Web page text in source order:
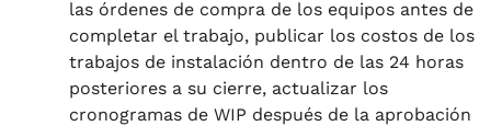
las órdenes de compra de los equipos antes de
completar el trabajo, publicar los costos de los
trabajos de instalación dentro de las 24 horas
posteriores a su cierre, actualizar los
cronogramas de WIP después de la aprobación